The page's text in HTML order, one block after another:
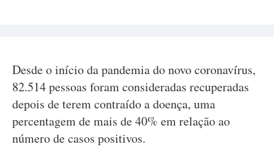
Desde o início da pandemia do novo coronavírus,
82.514 pessoas foram consideradas recuperadas
depois de terem contraído a doença, uma
percentagem de mais de 40% em relação ao
número de casos positivos.